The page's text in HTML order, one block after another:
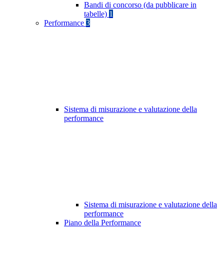
Bandi di concorso (da pubblicare in
tabelle) 1
Performance 3
Sistema di misurazione e valutazione della
performance
Sistema di misurazione e valutazione della
performance
Piano della Performance